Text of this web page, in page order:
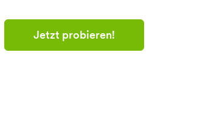
Jetzt probieren!